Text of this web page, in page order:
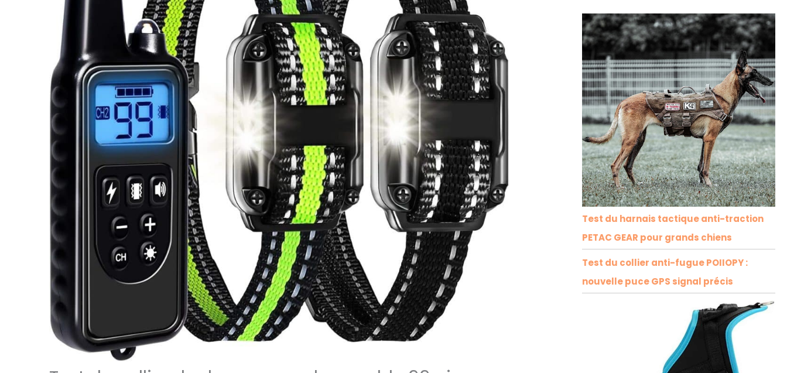
Test du harnais tactique anti-traction
PETAC GEAR pour grands chiens
Test du collier anti-fugue POIIOPY :
nouvelle puce GPS signal précis